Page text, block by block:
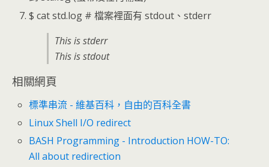
$ cat std.log # 檔案裡面有 stdout、stderr
This is stderr
This is stdout
相關網頁
標準串流 - 維基百科，自由的百科全書
Linux Shell I/O redirect
BASH Programming - Introduction HOW-TO:
All about redirection